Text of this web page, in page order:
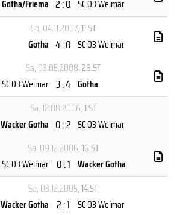
Gotha/Friema 2 : 0 SC 03 Weimar
So, 04.11.2007, 11.ST
Gotha 4 : 0 SC 03 Weimar
Sa, 03.05.2008, 26.ST
SC 03 Weimar 3 : 4 Gotha
Sa, 12.08.2006, 1.ST
Wacker Gotha 0 : 2 SC 03 Weimar
Sa, 09.12.2006, 16.ST
SC 03 Weimar 0 : 1 Wacker Gotha
Sa, 03.12.2005, 14.ST
Wacker Gotha 2 : 1 SC 03 Weimar